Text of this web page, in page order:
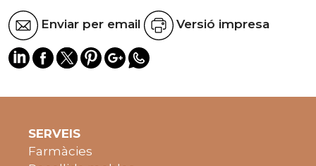
Enviar per email Versió impresa
SERVEIS
Farmàcies